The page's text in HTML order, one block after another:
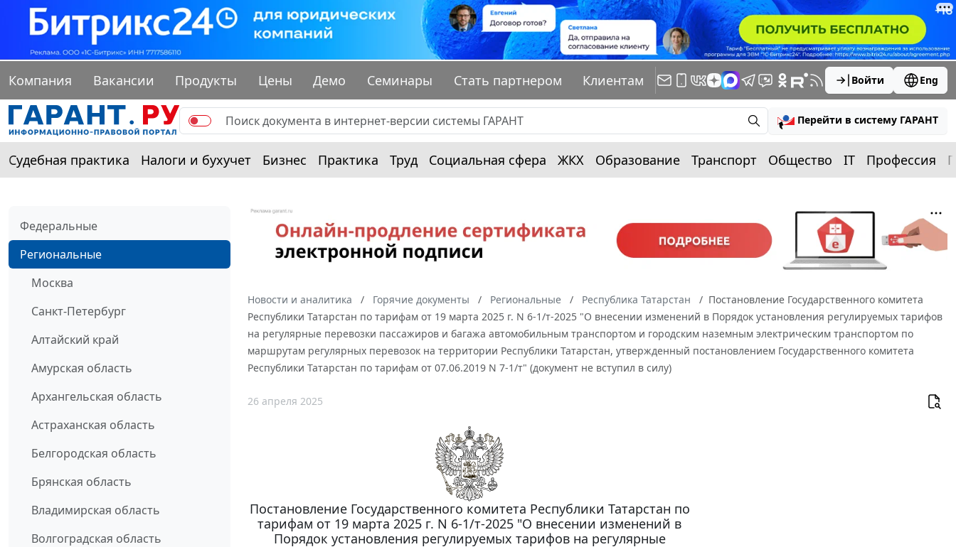
Компания Вакансии Продукты Цены Демо Семинары Стать партнером Клиентам Войти Eng
Перейти в систему ГАРАНТ
Судебная практика Налоги и бухучет Бизнес Практика Труд Социальная сфера ЖКХ Образование Транспорт Общество IT Профессия
Федеральные
Региональные
Москва
Санкт-Петербург
Алтайский край
Амурская область
Архангельская область
Астраханская область
Белгородская область
Брянская область
Владимирская область
Волгоградская область
Новости и аналитика Горячие документы Региональные Республика Татарстан
Постановление Государственного комитета
Республики Татарстан по тарифам от 19 марта 2025 г. N 6-1/т-2025 "О внесении изменений в Порядок установления регулируемых тарифов
на регулярные перевозки пассажиров и багажа автомобильным транспортом и городским наземным электрическим транспортом по
маршрутам регулярных перевозок на территории Республики Татарстан, утвержденный постановлением Государственного комитета
Республики Татарстан по тарифам от 07.06.2019 N 7-1/т" (документ не вступил в силу)
26 апреля 2025
Постановление Государственного комитета Республики Татарстан по
тарифам от 19 марта 2025 г. N 6-1/т-2025 "О внесении изменений в
Порядок установления регулируемых тарифов на регулярные